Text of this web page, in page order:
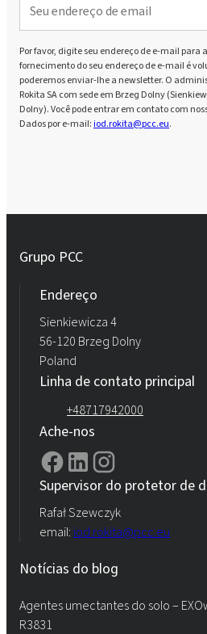
Rokopol® iCan 2432
Rokopol® iCan 2770
Rokopol® iCan 4100
Rokopol® vTec 8888
Por favor, digite seu endereço de e-mail para
fornecimento do seu endereço de e-mail é
poderemos enviar-lhe a newsletter. O
Rokita SA com sede em Brzeg Dolny
Dolny). Você pode entrar em contato com
Dados por e-mail:iod.rokita@pcc.eu.
Grupo PCC
Endereço
Sienkiewicza 4
56-120 Brzeg Dolny
Poland
Linha de contato principal
+48717942000
Ache-nos
Supervisor do protetor de
Rafał Szewczyk
email: iod.rokita@pcc.eu
Notícias do blog
Agentes umectantes do solo –
R3831